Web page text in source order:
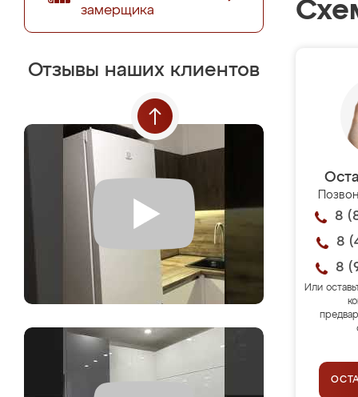
замерщика
Отзывы наших клиентов
8
8
8
Или